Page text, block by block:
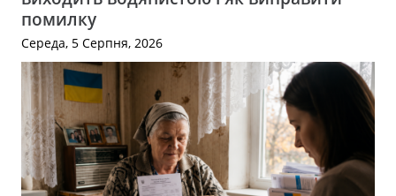
помилку
Середа, 5 Серпня, 2026